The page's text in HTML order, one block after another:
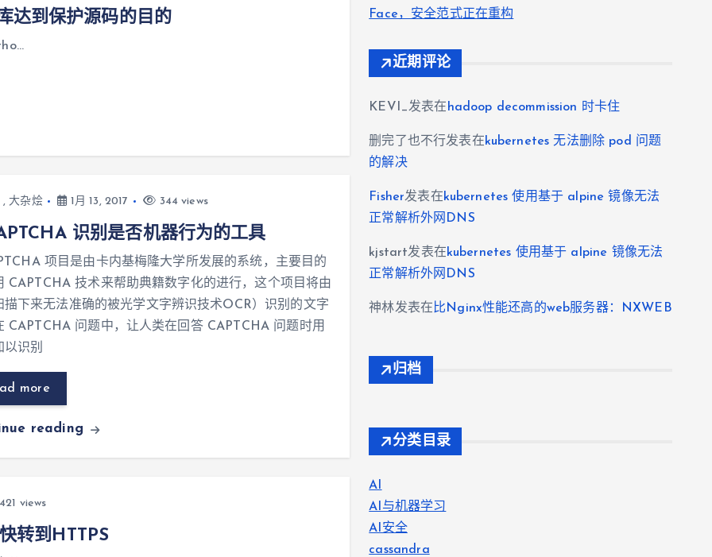
达到保护源码的目的
, 大杂烩 1月 13, 2017 344 views
识别是否机器行为的工具
项目是由卡内基梅隆大学所发展的系统，主要目的
CAPTCHA 技术来帮助典籍数字化的进行，这个项目将由
描下来无法准确的被光学文字辨识技术OCR）识别的文字
CAPTCHA 问题中，让人类在回答 CAPTCHA 问题时用
以识别
more
reading
views
转到HTTPS
Face，安全范式正在重构
近期评论
KEVI_发表在 hadoop decommission 时卡住
删完了也不行发表在kubernetes 无法删除 pod 问题
的解决
Fisher发表在kubernetes 使用基于 alpine 镜像无法
正常解析外网DNS
kjstart发表在kubernetes 使用基于 alpine 镜像无法
正常解析外网DNS
神林发表在 比Nginx性能还高的web服务器：NXWEB
归档
分类目录
AI
AI与机器学习
AI安全
cassandra